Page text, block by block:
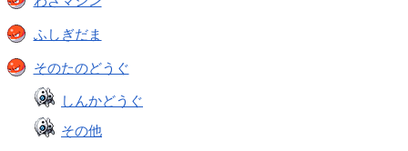
ふしぎだま
そのたのどうぐ
しんかどうぐ
その他